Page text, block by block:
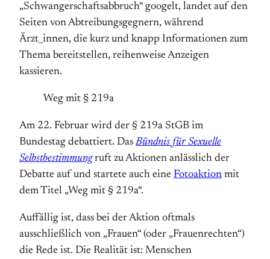
„Schwanger­schafts­abbruch“ googelt, landet auf den
Seiten von Abtreibungs­gegnern, während
Ärzt_innen, die kurz und knapp Informationen zum
Thema bereit­stellen, reihen­weise Anzeigen
kassieren.
Weg mit § 219a
Am 22. Februar wird der § 219a StGB im
Bundestag debattiert. DasBündnis für Sexuelle
Selbstbestimmungruft zu Aktionen anlässlich der
Debatte auf und startete auch eine Fotoaktion mit
dem Titel „Weg mit § 219a“.
Auffällig ist, dass bei der Aktion oftmals
ausschließlich von „Frauen“ (oder „Frauenrechten“)
die Rede ist. Die Realität ist: Menschen